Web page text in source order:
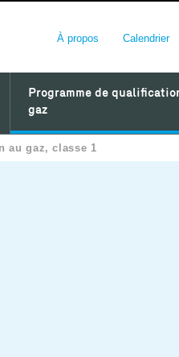
À propos Calendrier
Programme de
gaz
au gaz, classe 1